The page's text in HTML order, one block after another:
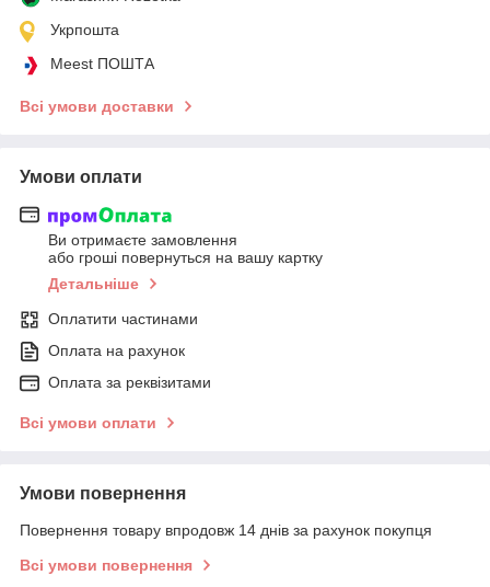
Укрпошта
Meest ПОШТА
Всі умови доставки
Умови оплати
Ви отримаєте замовлення
або гроші повернуться на вашу картку
Детальніше
Оплатити частинами
Оплата на рахунок
Оплата за реквізитами
Всі умови оплати
Умови повернення
Повернення товару впродовж 14 днів за рахунок покупця
Всі умови повернення